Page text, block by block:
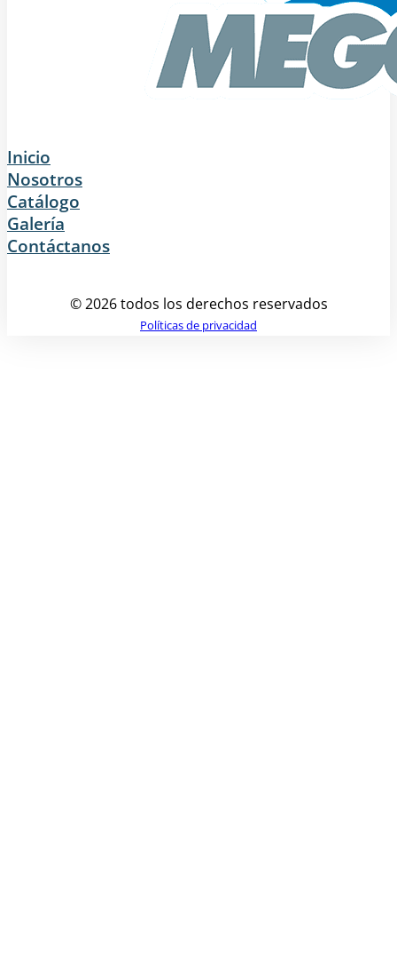
Inicio
Nosotros
Catálogo
Galería
Contáctanos
© 2026 todos los derechos reservados
Políticas de privacidad